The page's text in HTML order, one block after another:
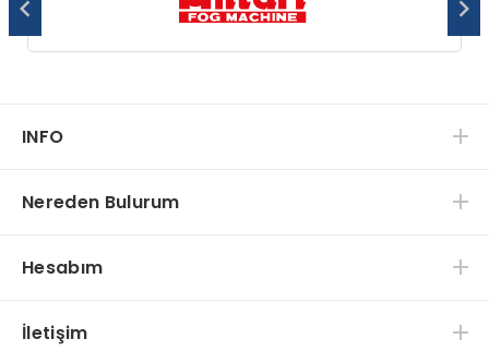
INFO
Nereden Bulurum
Hesabım
İletişim